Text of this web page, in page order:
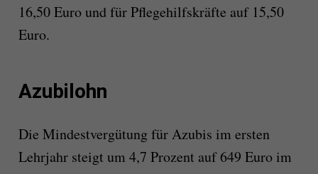
16,50 Euro und für Pflegehilfskräfte auf 15,50
Euro.
Azubilohn
Die Mindestvergütung für Azubis im ersten
Lehrjahr steigt um 4,7 Prozent auf 649 Euro im